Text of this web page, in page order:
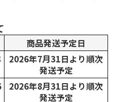
商品発送予定日
2026年7月31日より順次
発送予定
2026年8月31日より順次
発送予定